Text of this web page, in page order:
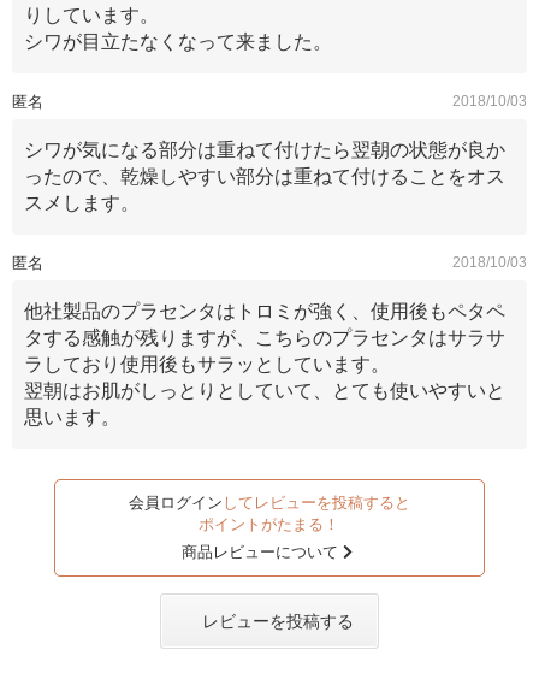
りしています。
シワが目立たなくなって来ました。
匿名 2018/10/03
シ​ワ​が​気​に​な​る​部​分​は​重​ね​て​付​け​た​ら​翌​朝​の​状​態​が​良​か​
っ​た​の​で​、​乾​燥​し​や​す​い​部​分​は​重​ね​て​付​け​る​こ​と​を​オ​ス​
ス​メ​し​ま​す​。
匿名 2018/10/03
他社製品のプラセンタはトロミが強く、使用後もペタペ
タする感触が残りますが、こちらのプラセンタはサラサ
ラしており使用後もサラッとしています。
翌朝はお肌がしっとりとしていて、とても使いやすいと
思います。
会員ログイン してレビューを投稿すると
ポイントがたまる！
商品レビューについて
レビューを投稿する